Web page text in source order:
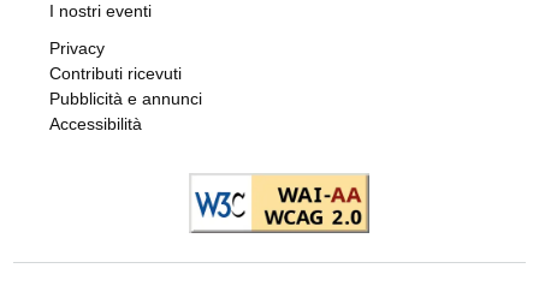
I nostri eventi
Privacy
Contributi ricevuti
Pubblicità e annunci
Accessibilità